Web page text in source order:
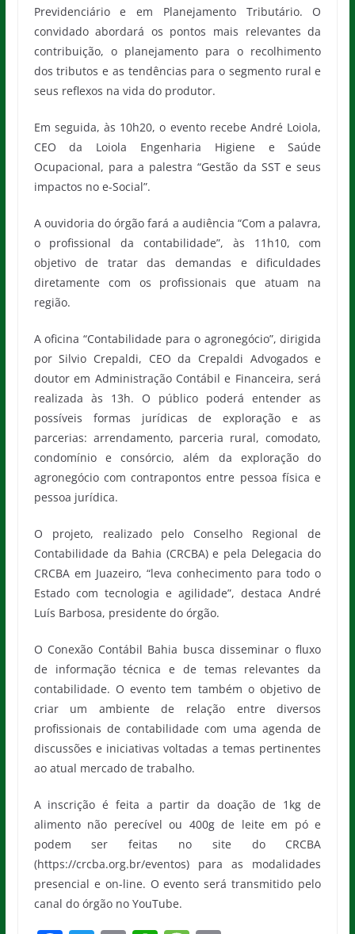
Previdenciário e em Planejamento Tributário. O
convidado abordará os pontos mais relevantes da
contribuição, o planejamento para o recolhimento
dos tributos e as tendências para o segmento rural e
seus reflexos na vida do produtor.
Em seguida, às 10h20, o evento recebe André Loiola,
CEO da Loiola Engenharia Higiene e Saúde
Ocupacional, para a palestra “Gestão da SST e seus
impactos no e-Social”.
A ouvidoria do órgão fará a audiência “Com a palavra,
o profissional da contabilidade”, às 11h10, com
objetivo de tratar das demandas e dificuldades
diretamente com os profissionais que atuam na
região.
A oficina “Contabilidade para o agronegócio”, dirigida
por Silvio Crepaldi, CEO da Crepaldi Advogados e
doutor em Administração Contábil e Financeira, será
realizada às 13h. O público poderá entender as
possíveis formas jurídicas de exploração e as
parcerias: arrendamento, parceria rural, comodato,
condomínio e consórcio, além da exploração do
agronegócio com contrapontos entre pessoa física e
pessoa jurídica.
O projeto, realizado pelo Conselho Regional de
Contabilidade da Bahia (CRCBA) e pela Delegacia do
CRCBA em Juazeiro, “leva conhecimento para todo o
Estado com tecnologia e agilidade”, destaca André
Luís Barbosa, presidente do órgão.
O Conexão Contábil Bahia busca disseminar o fluxo
de informação técnica e de temas relevantes da
contabilidade. O evento tem também o objetivo de
criar um ambiente de relação entre diversos
profissionais de contabilidade com uma agenda de
discussões e iniciativas voltadas a temas pertinentes
ao atual mercado de trabalho.
A inscrição é feita a partir da doação de 1kg de
alimento não perecível ou 400g de leite em pó e
podem ser feitas no site do CRCBA
(https://crcba.org.br/eventos) para as modalidades
presencial e on-line. O evento será transmitido pelo
canal do órgão no YouTube.